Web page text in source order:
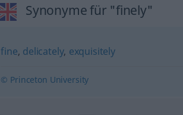
Synonyme für "finely"
fine, delicately, exquisitely
© Princeton University